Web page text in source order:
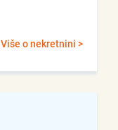
Više o nekretnini >